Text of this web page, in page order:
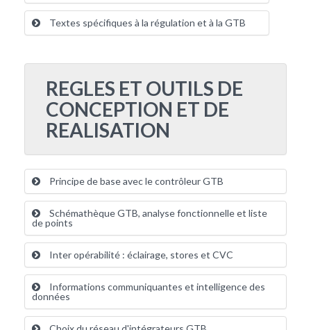
Textes spécifiques à la régulation et à la GTB
REGLES ET OUTILS DE
CONCEPTION ET DE
REALISATION
Principe de base avec le contrôleur GTB
Schémathèque GTB, analyse fonctionnelle et liste
de points
Inter opérabilité : éclairage, stores et CVC
Informations communiquantes et intelligence des
données